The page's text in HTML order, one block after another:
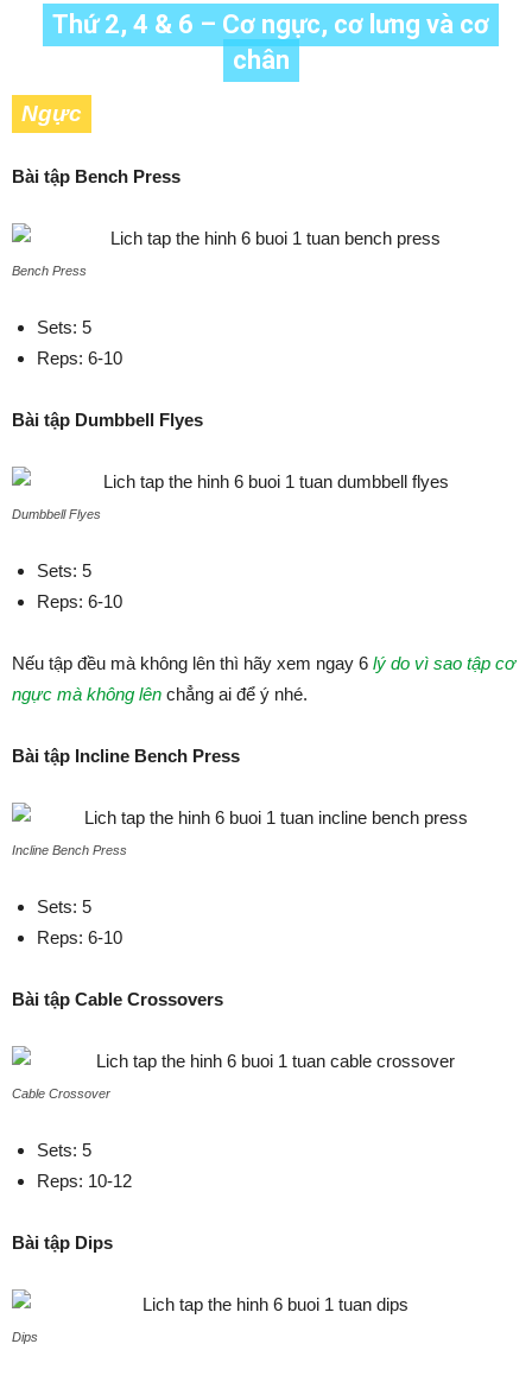
Thứ 2, 4 & 6 – Cơ ngực, cơ lưng và cơ
chân
Ngực
Bài tập Bench Press
Bench Press
Sets: 5
Reps: 6-10
Bài tập Dumbbell Flyes
Dumbbell Flyes
Sets: 5
Reps: 6-10
Nếu tập đều mà không lên thì hãy xem ngay 6 lý do vì sao tập cơ
ngực mà không lên chẳng ai để ý nhé.
Bài tập Incline Bench Press
Incline Bench Press
Sets: 5
Reps: 6-10
Bài tập Cable Crossovers
Cable Crossover
Sets: 5
Reps: 10-12
Bài tập Dips
Dips